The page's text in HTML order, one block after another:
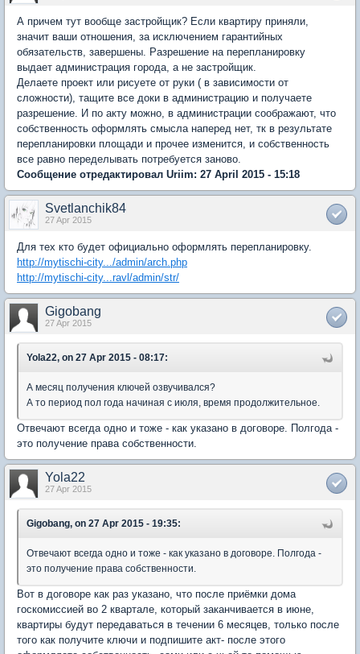
А причем тут вообще застройщик? Если квартиру приняли,
значит ваши отношения, за исключением гарантийных
обязательств, завершены. Разрешение на перепланировку
выдает администрация города, а не застройщик.
Делаете проект или рисуете от руки ( в зависимости от
сложности), тащите все доки в администрацию и получаете
разрешение. И по акту можно, в администрации соображают, что
собственность оформлять смысла наперед нет, тк в результате
перепланировки площади и прочее изменится, и собственность
все равно переделывать потребуется заново.
Сообщение отредактировал Uriim: 27 April 2015 - 15:18
Svetlanchik84
27 Apr 2015
Для тех кто будет официально оформлять перепланировку.
http://mytischi-city.../admin/arch.php
http://mytischi-city...ravl/admin/str/
Gigobang
27 Apr 2015
Yola22, on 27 Apr 2015 - 08:17:
А месяц получения ключей озвучивался?
А то период пол года начиная с июля, время продолжительное.
Отвечают всегда одно и тоже - как указано в договоре. Полгода -
это получение права собственности.
Yola22
27 Apr 2015
Gigobang, on 27 Apr 2015 - 19:35:
Отвечают всегда одно и тоже - как указано в договоре. Полгода -
это получение права собственности.
Вот в договоре как раз указано, что после приёмки дома
госкомиссией во 2 квартале, который заканчивается в июне,
квартиры будут передаваться в течении 6 месяцев, только после
того как получите ключи и подпишите акт- после этого